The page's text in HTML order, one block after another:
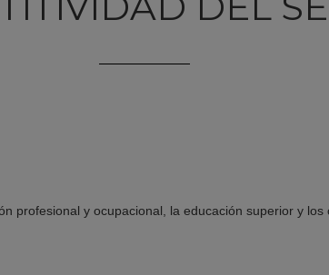
profesional y ocupacional, la educación superior y los